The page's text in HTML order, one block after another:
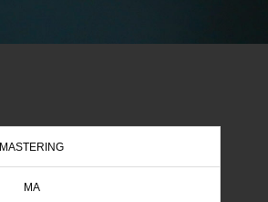
MASTERING
MA